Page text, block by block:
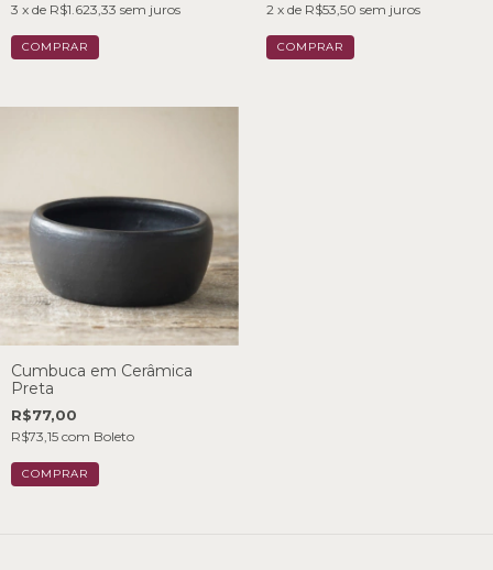
3 x de R$1.623,33 sem juros
2 x de R$53,50 sem juros
Cumbuca em Cerâmica
Preta
R$77,00
R$73,15 com Boleto